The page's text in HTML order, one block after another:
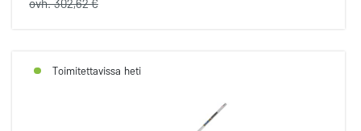
ovh. 302,62 €
Toimitettavissa heti